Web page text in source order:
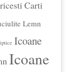
Carti
Lemn
Icoane
Icoane